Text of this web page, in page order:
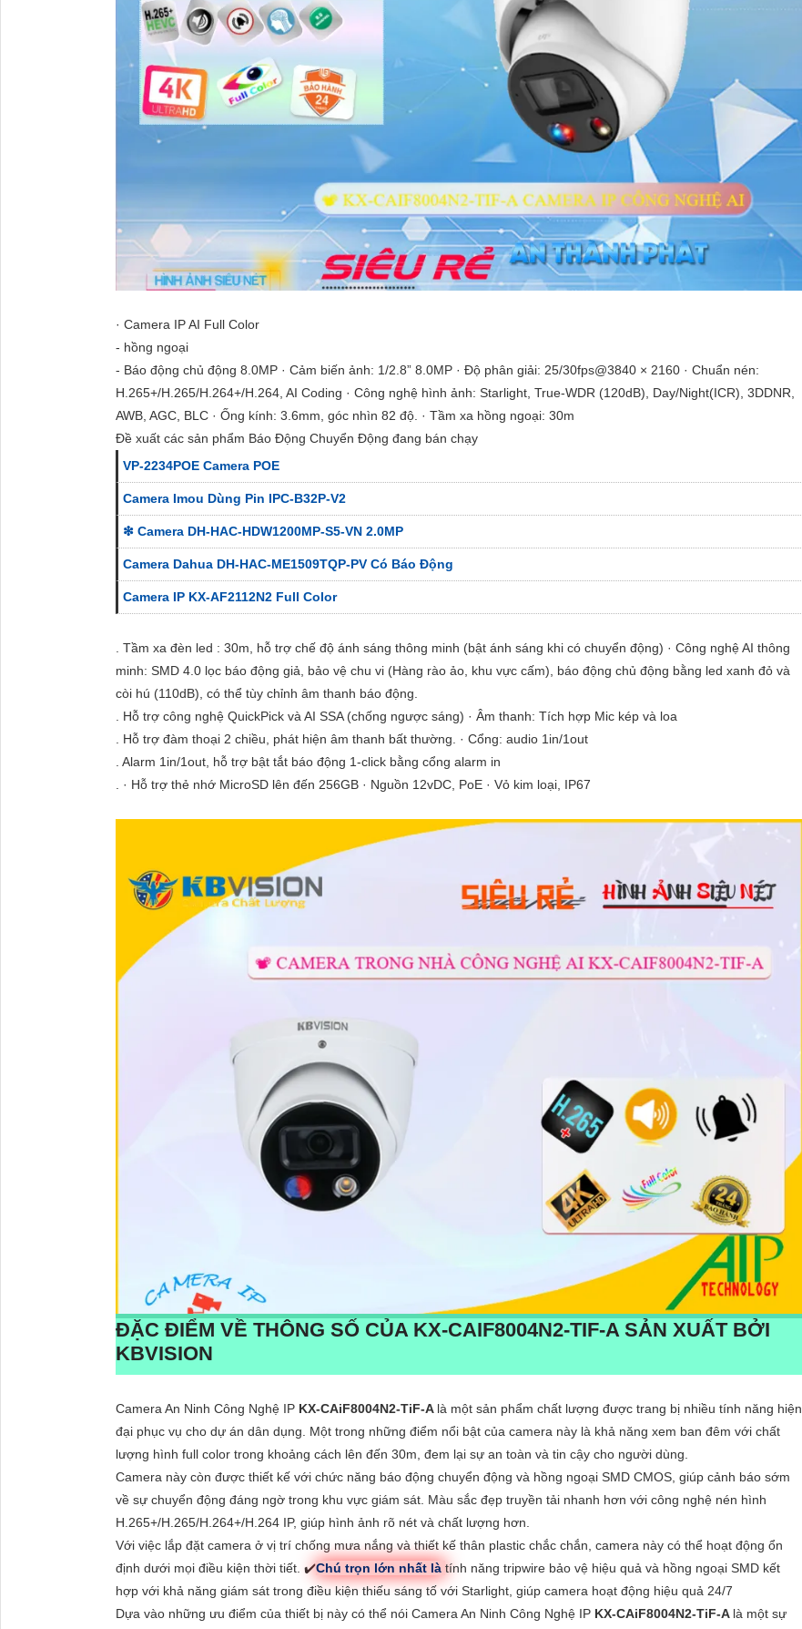
· Camera IP AI Full Color
- hồng ngoại
- Báo động chủ động 8.0MP · Cảm biến ảnh: 1/2.8” 8.0MP · Độ phân giải: 25/30fps@3840 × 2160 · Chuẩn nén:
H.265+/H.265/H.264+/H.264, AI Coding · Công nghệ hình ảnh: Starlight, True-WDR (120dB), Day/Night(ICR), 3DDNR,
AWB, AGC, BLC · Ống kính: 3.6mm, góc nhìn 82 độ. · Tầm xa hồng ngoại: 30m
Đề xuất các sản phẩm Báo Động Chuyển Động đang bán chạy
VP-2234POE Camera POE
Camera Imou Dùng Pin IPC-B32P-V2
❇ Camera DH-HAC-HDW1200MP-S5-VN 2.0MP
Camera Dahua DH-HAC-ME1509TQP-PV Có Báo Động
Camera IP KX-AF2112N2 Full Color
. Tầm xa đèn led : 30m, hỗ trợ chế độ ánh sáng thông minh (bật ánh sáng khi có chuyển động) · Công nghệ AI thông
minh: SMD 4.0 lọc báo động giả, bảo vệ chu vi (Hàng rào ảo, khu vực cấm), báo động chủ động bằng led xanh đỏ và
còi hú (110dB), có thể tùy chỉnh âm thanh báo động.
. Hỗ trợ công nghệ QuickPick và AI SSA (chống ngược sáng) · Âm thanh: Tích hợp Mic kép và loa
. Hỗ trợ đàm thoại 2 chiều, phát hiện âm thanh bất thường. · Cổng: audio 1in/1out
. Alarm 1in/1out, hỗ trợ bật tắt báo động 1-click bằng cổng alarm in
. · Hỗ trợ thẻ nhớ MicroSD lên đến 256GB · Nguồn 12vDC, PoE · Vỏ kim loại, IP67
ĐẶC ĐIỂM VỀ THÔNG SỐ CỦA KX-CAIF8004N2-TIF-A SẢN XUẤT BỞI
KBVISION
Camera An Ninh Công Nghệ IP KX-CAiF8004N2-TiF-A là một sản phẩm chất lượng được trang bị nhiều tính năng hiện
đại phục vụ cho dự án dân dụng. Một trong những điểm nổi bật của camera này là khả năng xem ban đêm với chất
lượng hình full color trong khoảng cách lên đến 30m, đem lại sự an toàn và tin cậy cho người dùng.
Camera này còn được thiết kế với chức năng báo động chuyển động và hồng ngoại SMD CMOS, giúp cảnh báo sớm
về sự chuyển động đáng ngờ trong khu vực giám sát. Màu sắc đẹp truyền tải nhanh hơn với công nghệ nén hình
H.265+/H.265/H.264+/H.264 IP, giúp hình ảnh rõ nét và chất lượng hơn.
Với việc lắp đặt camera ở vị trí chống mưa nắng và thiết kế thân plastic chắc chắn, camera này có thể hoạt động ổn
định dưới mọi điều kiện thời tiết. ✔️Chú trọn lớn nhất là tính năng tripwire bảo vệ hiệu quả và hồng ngoại SMD kết
hợp với khả năng giám sát trong điều kiện thiếu sáng tố với Starlight, giúp camera hoạt động hiệu quả 24/7
Dựa vào những ưu điểm của thiết bị này có thể nói Camera An Ninh Công Nghệ IP KX-CAiF8004N2-TiF-A là một sự